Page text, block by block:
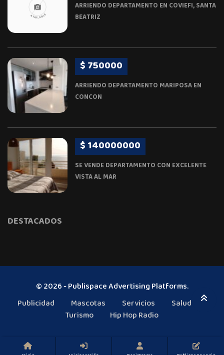
ARRIENDO DEPARTAMENTO EN COVIEFI, SANTA
BEATRIZ
$ 750000
ARRIENDO DEPARTAMENTO MARIPOSA EN
CONCON
$ 140000000
SE VENDE DEPARTAMENTO CON EXCELENTE
VISTA AL MAR
DESTACADOS
© 2026 - Publispace Advertising Platforms.
Publicidad
Mascotas Servicios
Salud
Turismo
Hip Hop Radio